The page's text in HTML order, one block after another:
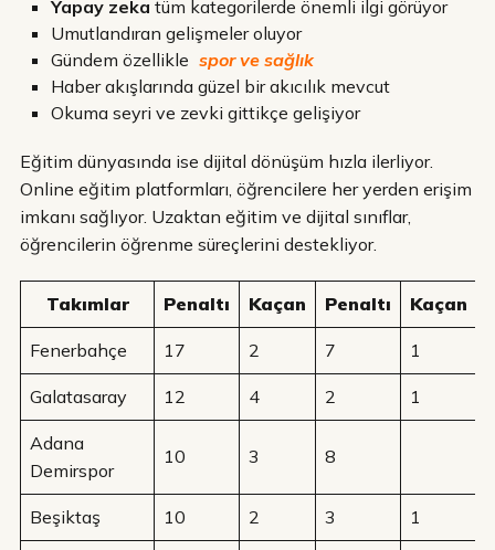
Yapay zeka tüm kategorilerde önemli ilgi görüyor
Umutlandıran gelişmeler oluyor
Gündem özellikle spor ve sağlık
Haber akışlarında güzel bir akıcılık mevcut
Okuma seyri ve zevki gittikçe gelişiyor
Eğitim dünyasında ise dijital dönüşüm hızla ilerliyor.
Online eğitim platformları, öğrencilere her yerden erişim
imkanı sağlıyor. Uzaktan eğitim ve dijital sınıflar,
öğrencilerin öğrenme süreçlerini destekliyor.
Takımlar Penaltı Kaçan Penaltı Kaçan
Fenerbahçe 17 2 7 1
Galatasaray 12 4 2 1
Adana
Demirspor
10 3 8
Beşiktaş 10 2 3 1